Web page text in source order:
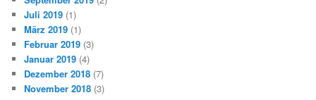
Juli 2019 (1)
März 2019 (1)
Februar 2019 (3)
Januar 2019 (4)
Dezember 2018 (7)
November 2018 (3)